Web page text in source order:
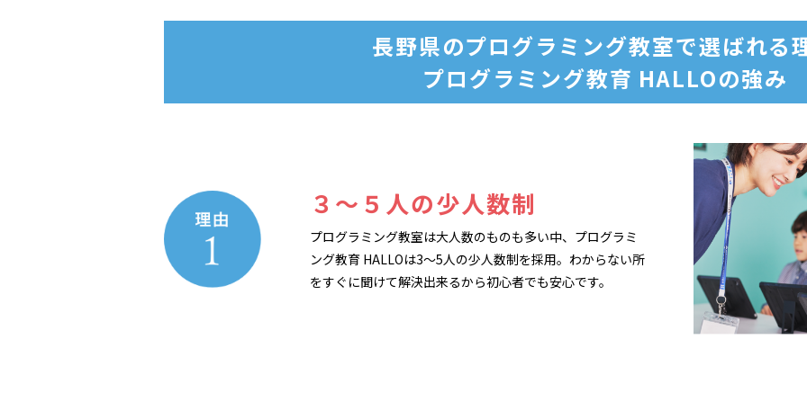
長野県のプログラミング教室で選ばれる
プログラミング教育 HALLOの強み
３～５人の少人数制
プログラミング教室は大人数のものも多い中、プログラミ
ング教育 HALLOは3～5人の少人数制を採用。わからない所
をすぐに聞けて解決出来るから初心者でも安心です。